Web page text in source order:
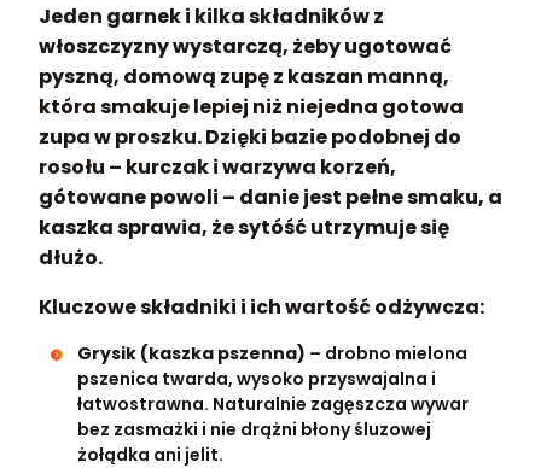
Jeden garnek i kilka składników z
włoszczyzny wystarczą, żeby ugotować
pyszną, domową zupę z kaszan manną,
która smakuje lepiej niż niejedna gotowa
zupa w proszku. Dzięki bazie podobnej do
rosołu – kurczak i warzywa korzeń,
gótowane powoli – danie jest pełne smaku, a
kaszka sprawia, że sytóść utrzymuje się
dłużo.
Kluczowe składniki i ich wartość odżywcza:
Grysik (kaszka pszenna) – drobno mielona
pszenica twarda, wysoko przyswajalna i
łatwostrawna. Naturalnie zagęszcza wywar
bez zasmażki i nie drążni błony śluzowej
żołądka ani jelit.